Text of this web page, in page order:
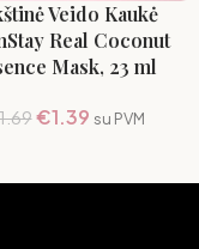
Veido Kaukė
Real Coconut
Mask, 23 ml
€1.39 su PVM